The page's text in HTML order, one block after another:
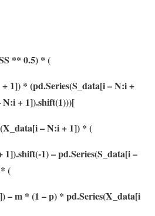
** 0.5) * (
1]) * (pd.Series(S_data[i – N:i +
N:i + 1]).shift(1)))[
– N:i + 1]) * (
1]).shift(-1) – pd.Series(S_data[i –
(
– m * (1 – p) * pd.Series(X_data[i